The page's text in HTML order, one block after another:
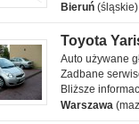
Bieruń (śląskie)
l
Toyota
Auto używane
Zadbane
Bliższe
Warszawa